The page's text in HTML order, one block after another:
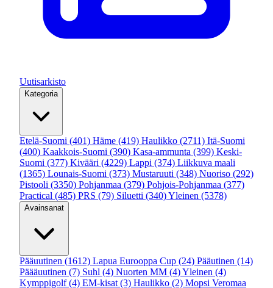
Uutisarkisto
Kategoria
Etelä-Suomi (401) Häme (419) Haulikko (2711) Itä-Suomi
(400) Kaakkois-Suomi (390) Kasa-ammunta (399) Keski-
Suomi (377) Kivääri (4229) Lappi (374) Liikkuva maali
(1365) Lounais-Suomi (373) Mustaruuti (348) Nuoriso (292)
Pistooli (3350) Pohjanmaa (379) Pohjois-Pohjanmaa (377)
Practical (485) PRS (79) Siluetti (340)Yleinen (5378)
Avainsanat
Pääuutinen (1612) Lapua Eurooppa Cup (24) Pääutinen (14)
Päääuutinen (7) Suhl (4) Nuorten MM (4)Yleinen (4)
Kymppigolf (4) EM-kisat (3) Haulikko (2) Mopsi Veromaa